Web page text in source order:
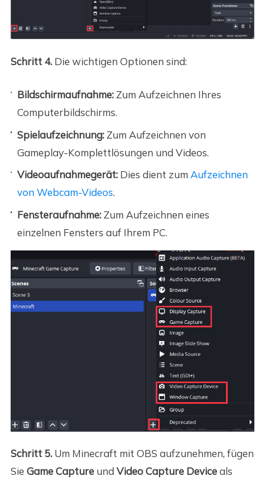
Schritt 4.Die wichtigen Optionen sind:
Bildschirmaufnahme: Zum Aufzeichnen Ihres
Computerbildschirms.
Spielaufzeichnung: Zum Aufzeichnen von
Gameplay-Komplettlösungen und Videos.
Videoaufnahmegerät: Dies dient zum Aufzeichnen
von Webcam-Videos.
Fensteraufnahme: Zum Aufzeichnen eines
einzelnen Fensters auf Ihrem PC.
Schritt 5.Um Minecraft mit OBS aufzunehmen, fügen
Sie Game Captureund Video Capture Deviceals